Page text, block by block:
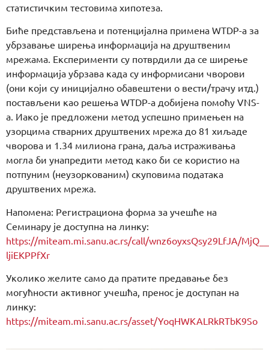
статистичким тестовима хипотеза.
Биће представљена и потенцијална примена WTDP-а за
убрзавање ширења информација на друштвеним
мрежама. Експерименти су потврдили да се ширење
информација убрзава када су информисани чворови
(они који су иницијално обавештени о вести/трачу итд.)
постављени као решења WTDP-а добијена помоћу VNS-
а. Иако је предложени метод успешно примењен на
узорцима стварних друштвених мрежа до 81 хиљаде
чворова и 1.34 милиона грана, даља истраживања
могла би унапредити метод како би се користио на
потпуним (неузоркованим) скуповима података
друштвених мрежа.
Напомена: Регистрациона форма за учешће на
Семинару је доступна на линку:
https://miteam.mi.sanu.ac.rs/call/wnz6oyxsQsy29LfJA/
ljiEKPPfXr
Уколико желите само да пратите предавање без
могућности активног учешћа, пренос је доступан на
линку:
https://miteam.mi.sanu.ac.rs/asset/YoqHWKALRkRTbK9So